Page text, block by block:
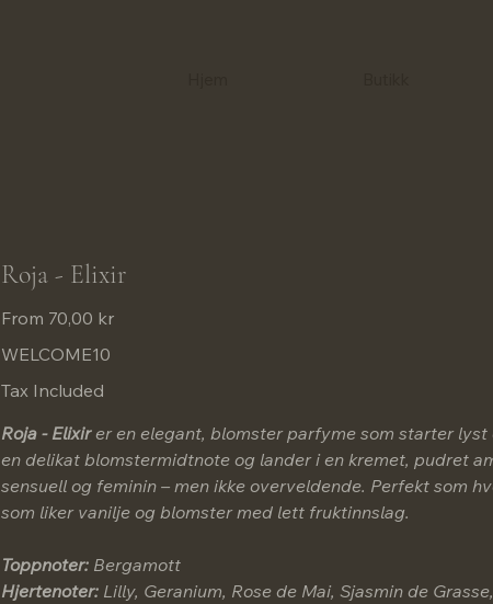
Roja - Elixir
From 70,00 kr
WELCOME10
Tax Included
Roja - Elixirer en elegant, blomster parfyme som starter
en delikat blomstermidtnote og lander i en kremet, pudret
sensuell og feminin – men ikke overveldende. Perfekt som
som liker vanilje og blomster med lett fruktinnslag.
Toppnoter: Bergamott
Hjertenoter: Lilly, Geranium, Rose de Mai, Sjasmin de